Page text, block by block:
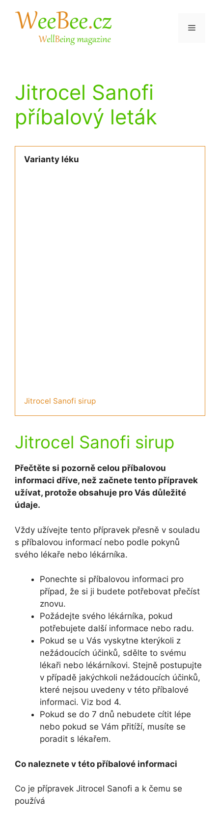
obsah
Menu
Jitrocel Sanofi
příbalový leták
Varianty léku
Jitrocel Sanofi sirup
Jitrocel Sanofi sirup
Přečtěte si pozorně celou příbalovou
informaci dříve, než začnete tento přípravek
užívat, protože obsahuje pro Vás důležité
údaje.
Vždy užívejte tento přípravek přesně v souladu
s příbalovou informací nebo podle pokynů
svého lékaře nebo lékárníka.
Ponechte si příbalovou informaci pro
případ, že si ji budete potřebovat přečíst
znovu.
Požádejte svého lékárníka, pokud
potřebujete další informace nebo radu.
Pokud se u Vás vyskytne kterýkoli z
nežádoucích účinků, sdělte to svému
lékaři nebo lékárníkovi. Stejně postupujte
v případě jakýchkoli nežádoucích účinků,
které nejsou uvedeny v této příbalové
informaci. Viz bod 4.
Pokud se do 7 dnů nebudete cítit lépe
nebo pokud se Vám přitíží, musíte se
poradit s lékařem.
Co naleznete v této příbalové informaci
Co je přípravek Jitrocel Sanofi a k čemu se
používá